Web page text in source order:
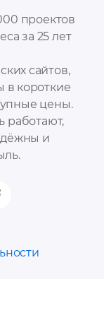
проектов
за 25 лет
сайтов,
в короткие
цены.
работают,
и